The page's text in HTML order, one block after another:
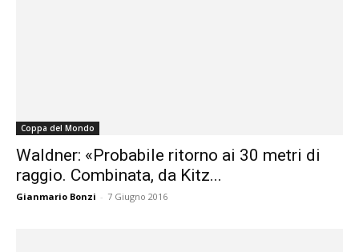
Coppa del Mondo
Waldner: «Probabile ritorno ai 30 metri di
raggio. Combinata, da Kitz...
Gianmario Bonzi - 7 Giugno 2016